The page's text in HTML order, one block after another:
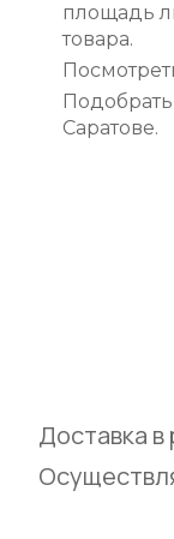
площадь
товара.
Саратове.
Доставка в